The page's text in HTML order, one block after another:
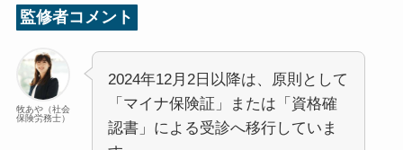
監修者コメント
牧あや（社会
保険労務士）
2024年12月2日以降は、原則として
「マイナ保険証」または「資格確
認書」による受診へ移行していま